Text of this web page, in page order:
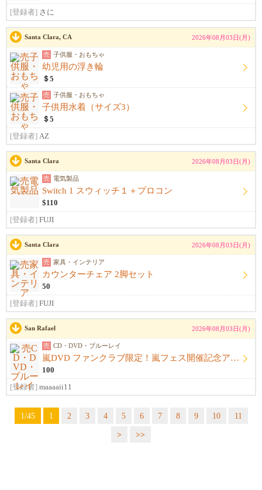
[登録者] さに
Santa Clara, CA 2026年08月03日(月)
売 子供服・おもちゃ
幼児用の浮き輪
＄5
売 子供服・おもちゃ
子供用水着（サイズ3）
＄5
[登録者] AZ
Santa Clara 2026年08月03日(月)
売 電気製品
Switch 1 スウィッチ１＋プロコン
$110
[登録者] FUJI
Santa Clara 2026年08月03日(月)
売 家具・インテリア
カウンターチェア 2脚セット
50
[登録者] FUJI
San Rafael 2026年08月03日(月)
売 CD・DVD・ブルーレイ
嵐DVD ファンクラブ限定！嵐フェス開催記念アルバム ウラ嵐マニア CD４枚組
100
[登録者] maaaaii11
1/45 1 2 3 4 5 6 7 8 9 10
11
>
>>